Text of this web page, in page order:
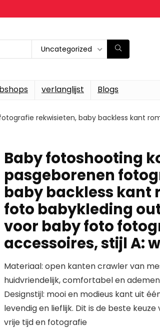
Uncategorized
verlanglijst Blogs
rekwisieten, baby backless kant
Baby fotoshooting
pasgeborenen
baby backless kant
foto babykleding
voor baby foto
accessoires, stijl A:
Materiaal: open kanten crawler van
huidvriendelijk, comfortabel en
Designstijl: mooi en modieus kant uit
levendig en lieflijk. Dit is de beste
vrije tijd en fotografie